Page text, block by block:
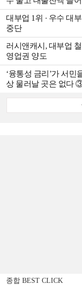
대부업 1위 · 우수 대
중단
러시앤캐시, 대부업
영업권 양도
‘융통성 금리’가 서민
상 물러날 곳은 없다
종합 BEST CLICK